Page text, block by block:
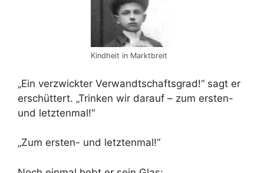
Kindheit in Marktbreit
„Ein verzwickter Verwandtschaftsgrad!“ sagt er
erschüttert. „Trinken wir darauf – zum ersten-
und letztenmal!“
„Zum ersten- und letztenmal!“